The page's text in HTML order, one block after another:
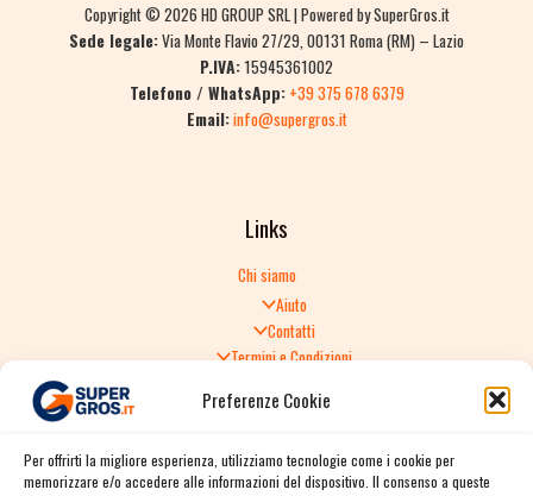
Preferenze Cookie
Per offrirti la migliore esperienza, utilizziamo tecnologie come i cookie per
memorizzare e/o accedere alle informazioni del dispositivo. Il consenso a queste
Copyright © 2026 HD GROUP SRL | Powered by SuperGros.it
Sede legale:Via Monte Flavio 27/29, 00131 Roma (RM) – Lazio
P.IVA:15945361002
Telefono / WhatsApp: +39 375 678 6379
Email:info@supergros.it
Links
Chi siamo
Aiuto
Contatti
Termini e Condizioni
Politica di Reso
Spedizione e consegna